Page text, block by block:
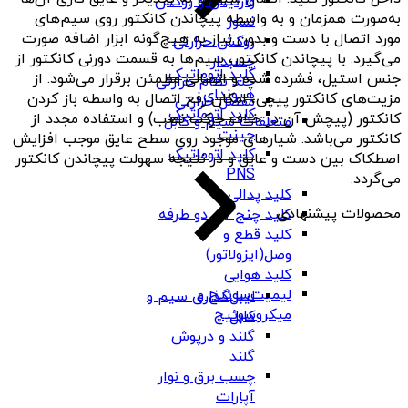
کلید اتوماتیک
هیوندای
کلید اتوماتیک
چینت
کلید اتوماتیک
PNS
کلید پدالی
کلید چنج آور دو طرفه
کلید قطع و
وصل(ایزولاتور)
کلید هوایی
لیمیت‌سوئیچ و
میکروسوئیچ
نسوز
روکش حرارتی
چسبدار
چند نظام حرارتی
مفصل حرارتی
متعلقات سیم و کابل
لیبل‌گذاری سیم و
کابل
گلند و درپوش
گلند
چسب برق و نوار
آپارات
به‌صورت همزمان و به واسطه پيچاندن کانکتور روی سيم‌های
مورد اتصال با دست و بدون نياز به هيچ‌گونه ابزار اضافه صورت
می‌گيرد. با پيچاندن کانکتور، سيم‌ها به قسمت دورنی کانکتور از
جنس استيل، فشرده شده و اتصالی مطمئن برقرار می‌شود. از
مزيت‌های کانکتور پيچی، امکان رفع اتصال به واسطه باز کردن
کانکتور (پيچش آن در خلاف حرکت نصب) و استفاده مجدد از
کانکتور می‌باشد. شيارهای موجود روی سطح عايق موجب افزايش
اصطکاک بين دست و عايق و در نتيجه سهولت پيچاندن کانکتور
می‌گردد.
محصولات پیشنهادی